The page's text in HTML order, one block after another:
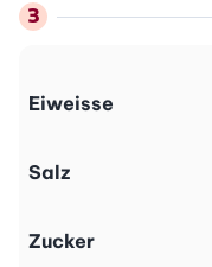
Eiweisse
Salz
Zucker